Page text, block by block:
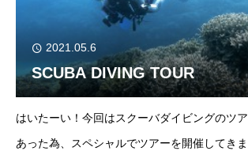
2021.05.6
SCUBA DIVING TOUR
はいたーい！今回はスクーバダイビングのツ
あった為、スペシャルでツアーを開催してき